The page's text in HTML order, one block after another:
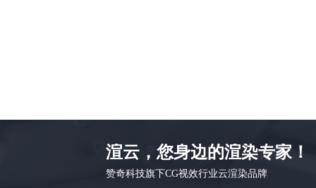
渲云，您身边的渲染专家！
赞奇科技旗下CG视效行业云渲染品牌